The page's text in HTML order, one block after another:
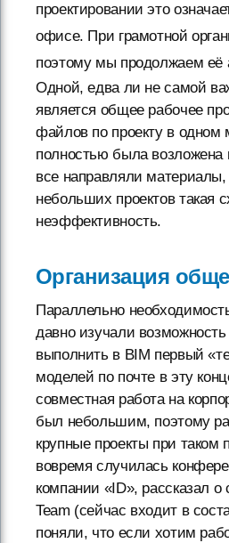
проектировании это
офисе. При грамотной
поэтому мы продолжаем её
Одной, едва ли не самой
является общее рабочее
файлов по проекту в одном
полностью была возложена
все направляли
небольших проектов такая
неэффективность.
Организация
Параллельно
давно изучали
выполнить в BIM первый
моделей по почте в эту
совместная работа на
был небольшим, поэтому
крупные проекты при
вовремя случилась
компании «ID», рассказал
Team (сейчас входит в
поняли, что если хотим